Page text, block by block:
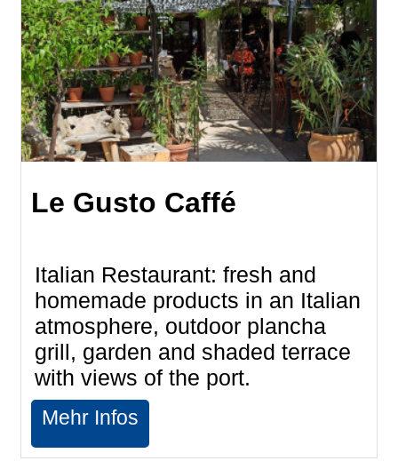
Le Gusto Caffé
Italian Restaurant: fresh and
homemade products in an Italian
atmosphere, outdoor plancha
grill, garden and shaded terrace
with views of the port.
Mehr Infos